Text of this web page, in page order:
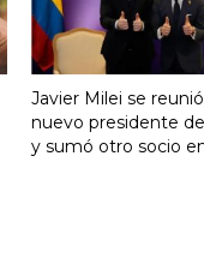
Javier Milei se
nuevo presidente
y sumó otro socio